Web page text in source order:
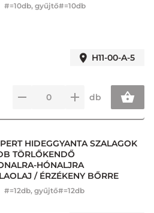
#=10db, gyűjtő#=10db
H11-00-A-5
db
HIDEGGYANTA SZALAGOK
TÖRLŐKENDŐ
HÓNALJRA
/ ÉRZÉKENY BŐRRE
#=12db, gyűjtő#=12db